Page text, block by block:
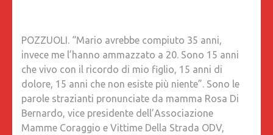
POZZUOLI. “Mario avrebbe compiuto 35 anni,
invece me l’hanno ammazzato a 20. Sono 15 anni
che vivo con il ricordo di mio figlio, 15 anni di
dolore, 15 anni che non esiste più niente”. Sono le
parole strazianti pronunciate da mamma Rosa Di
Bernardo, vice presidente dell’Associazione
Mamme Coraggio e Vittime Della Strada ODV,